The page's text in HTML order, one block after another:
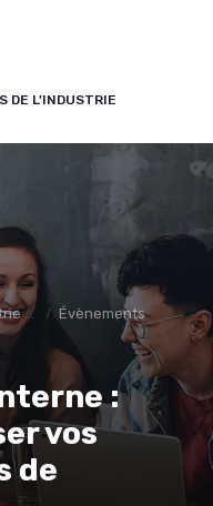
DE L'INDUSTRIE
Évènements
:
vos
de